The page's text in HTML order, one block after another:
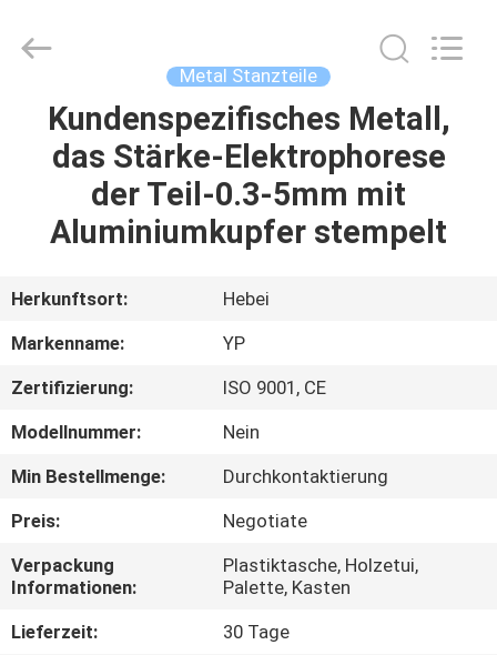
HEIM
PRODUKTE
UNS
QUALITÄTSKONTROLLE
KONTAKT
MIT
UNS
CO.,LTD.
Metal Stanzteile
Kundenspezifisches Metall,
das Stärke-Elektrophorese
der Teil-0.3-5mm mit
Aluminiumkupfer stempelt
Herkunftsort:
Hebei
Markenname:
YP
Zertifizierung:
ISO 9001, CE
Modellnummer:
Nein
Min Bestellmenge:
Durchkontaktierung
Preis:
Negotiate
Verpackung
Informationen:
Plastiktasche, Holzetui,
Palette, Kasten
Lieferzeit:
30 Tage